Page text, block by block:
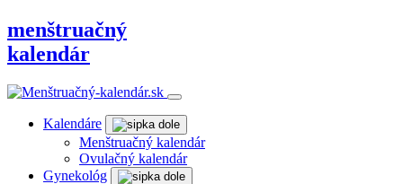
menštruačný
kalendár
Kalendáre
Menštruačný kalendár
Ovulačný kalendár
Gynekológ